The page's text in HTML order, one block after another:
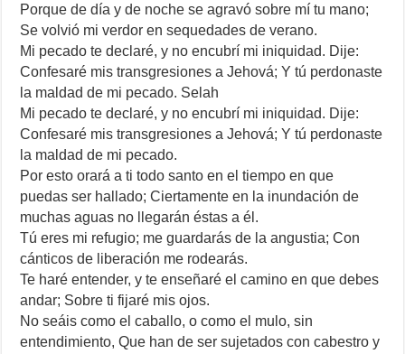
Porque de día y de noche se agravó sobre mí tu mano;
Se volvió mi verdor en sequedades de verano.
Mi pecado te declaré, y no encubrí mi iniquidad. Dije:
Confesaré mis transgresiones a Jehová; Y tú perdonaste
la maldad de mi pecado. Selah
Mi pecado te declaré, y no encubrí mi iniquidad. Dije:
Confesaré mis transgresiones a Jehová; Y tú perdonaste
la maldad de mi pecado.
Por esto orará a ti todo santo en el tiempo en que
puedas ser hallado; Ciertamente en la inundación de
muchas aguas no llegarán éstas a él.
Tú eres mi refugio; me guardarás de la angustia; Con
cánticos de liberación me rodearás.
Te haré entender, y te enseñaré el camino en que debes
andar; Sobre ti fijaré mis ojos.
No seáis como el caballo, o como el mulo, sin
entendimiento, Que han de ser sujetados con cabestro y